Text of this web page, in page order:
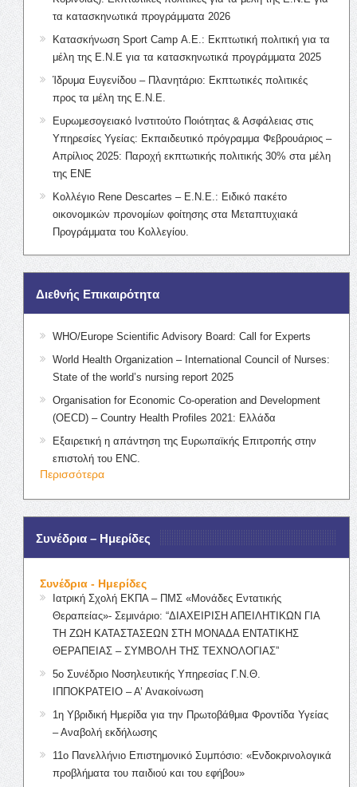
τα κατασκηνωτικά προγράμματα 2026
Κατασκήνωση Sport Camp Α.Ε.: Εκπτωτική πολιτική για τα
μέλη της Ε.Ν.Ε για τα κατασκηνωτικά προγράμματα 2025
Ίδρυμα Ευγενίδου – Πλανητάριο: Εκπτωτικές πολιτικές
προς τα μέλη της Ε.Ν.Ε.
Ευρωμεσογειακό Ινστιτούτο Ποιότητας & Ασφάλειας στις
Υπηρεσίες Υγείας: Εκπαιδευτικό πρόγραμμα Φεβρουάριος –
Απρίλιος 2025: Παροχή εκπτωτικής πολιτικής 30% στα μέλη
της ΕΝΕ
Κολλέγιο Rene Descartes – Ε.Ν.Ε.: Ειδικό πακέτο
οικονομικών προνομίων φοίτησης στα Μεταπτυχιακά
Προγράμματα του Κολλεγίου.
Διεθνής Επικαιρότητα
WHO/Europe Scientific Advisory Board: Call for Experts
World Health Organization – International Council of Nurses:
State of the world’s nursing report 2025
Organisation for Economic Co-operation and Development
(OECD) – Country Health Profiles 2021: Ελλάδα
Εξαιρετική η απάντηση της Ευρωπαϊκής Επιτροπής στην
επιστολή του ENC.
Περισσότερα
Συνέδρια – Ημερίδες
Συνέδρια - Ημερίδες
Ιατρική Σχολή ΕΚΠΑ – ΠΜΣ «Μονάδες Εντατικής
Θεραπείας»- Σεμινάριο: “ΔΙΑΧΕΙΡΙΣΗ ΑΠΕΙΛΗΤΙΚΩΝ ΓΙΑ
ΤΗ ΖΩΗ ΚΑΤΑΣΤΑΣΕΩΝ ΣΤΗ ΜΟΝΑΔΑ ΕΝΤΑΤΙΚΗΣ
ΘΕΡΑΠΕΙΑΣ – ΣΥΜΒΟΛΗ ΤΗΣ ΤΕΧΝΟΛΟΓΙΑΣ”
5ο Συνέδριο Νοσηλευτικής Υπηρεσίας Γ.Ν.Θ.
ΙΠΠΟΚΡΑΤΕΙΟ – Α’ Ανακοίνωση
1η Υβριδική Ημερίδα για την Πρωτοβάθμια Φροντίδα Υγείας
– Αναβολή εκδήλωσης
11ο Πανελλήνιο Επιστημονικό Συμπόσιο: «Ενδοκρινολογικά
προβλήματα του παιδιού και του εφήβου»